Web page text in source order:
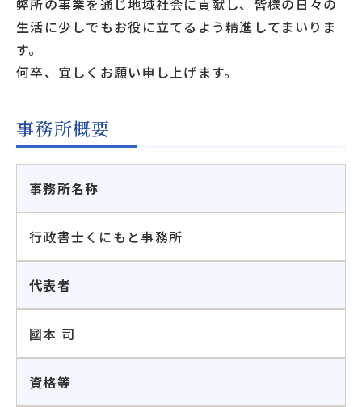
弊所の事業を通じ地域社会に貢献し、皆様の日々の
生活に少しでもお役に立てるよう精進してまいりま
す。
何卒、宜しくお願い申し上げます。
事務所概要
事務所名称
行政書士くにもと事務所
代表者
國本 司
資格等